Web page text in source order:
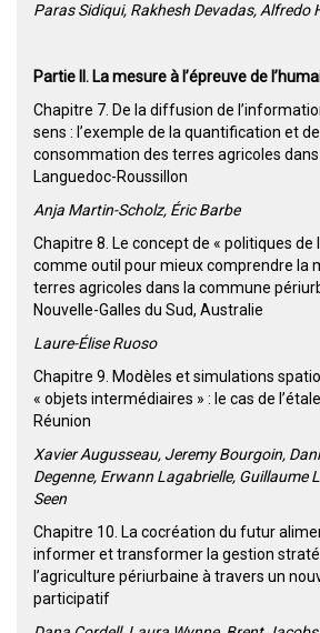
Paras Sidiqui, Rakhesh Devadas, Alfredo
Partie II. La mesure à l’épreuve de
Chapitre 7. De la diffusion de
sens : l’exemple de la quantification et
consommation des terres agricoles dans
Languedoc-Roussillon
Anja Martin-Scholz, Éric Barbe
Chapitre 8. Le concept de « politiques de
comme outil pour mieux comprendre la
terres agricoles dans la commune
Nouvelle-Galles du Sud, Australie
Laure-Élise Ruoso
Chapitre 9. Modèles et simulations
« objets intermédiaires » : le cas de
Réunion
Xavier Augusseau, Jeremy Bourgoin,
Degenne, Erwann Lagabrielle, Guillaume
Seen
Chapitre 10. La cocréation du futur
informer et transformer la gestion
l’agriculture périurbaine à travers un
participatif